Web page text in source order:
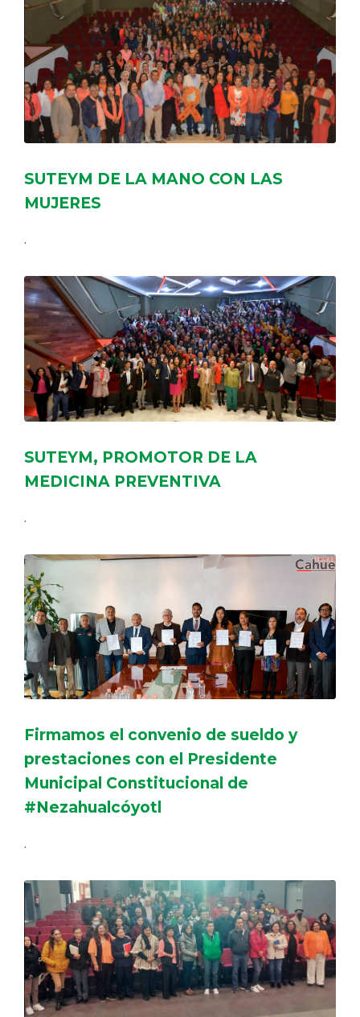
SUTEYM DE LA MANO CON LAS
MUJERES
.
SUTEYM, PROMOTOR DE LA
MEDICINA PREVENTIVA
.
Firmamos el convenio de sueldo y
prestaciones con el Presidente
Municipal Constitucional de
#Nezahualcóyotl
.